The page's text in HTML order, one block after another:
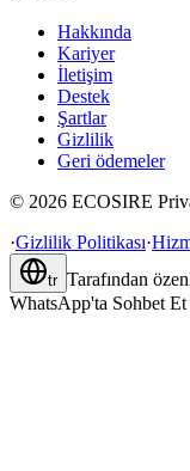
Hakkında
Kariyer
İletişim
Destek
Şartlar
Gizlilik
Geri ödemeler
© 2026 ECOSIRE
·Gizlilik Politikası·
tr Tarafından
WhatsApp'ta Sohbet Et